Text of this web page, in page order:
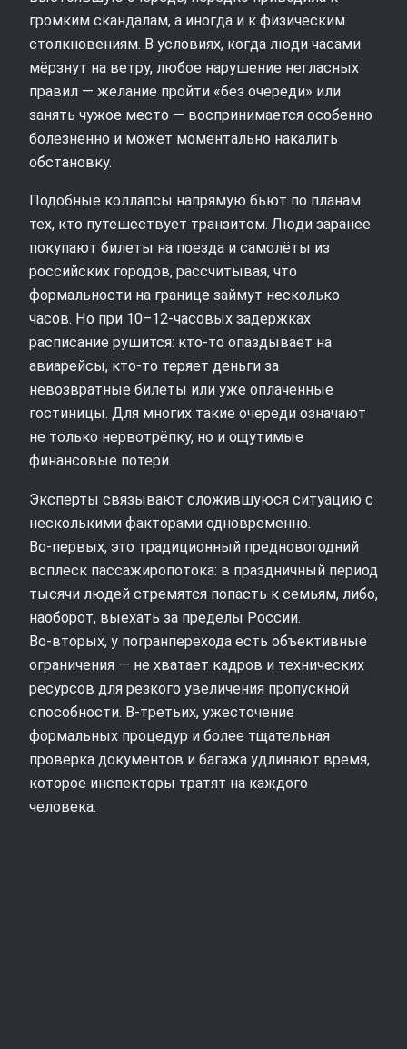
громким скандалам, а иногда и к физическим
столкновениям. В условиях, когда люди часами
мёрзнут на ветру, любое нарушение негласных
правил — желание пройти «без очереди» или
занять чужое место — воспринимается особенно
болезненно и может моментально накалить
обстановку.
Подобные коллапсы напрямую бьют по планам
тех, кто путешествует транзитом. Люди заранее
покупают билеты на поезда и самолёты из
российских городов, рассчитывая, что
формальности на границе займут несколько
часов. Но при 10–12‑часовых задержках
расписание рушится: кто‑то опаздывает на
авиарейсы, кто‑то теряет деньги за
невозвратные билеты или уже оплаченные
гостиницы. Для многих такие очереди означают
не только нервотрёпку, но и ощутимые
финансовые потери.
Эксперты связывают сложившуюся ситуацию с
несколькими факторами одновременно.
Во‑первых, это традиционный предновогодний
всплеск пассажиропотока: в праздничный период
тысячи людей стремятся попасть к семьям, либо,
наоборот, выехать за пределы России.
Во‑вторых, у погранперехода есть объективные
ограничения — не хватает кадров и технических
ресурсов для резкого увеличения пропускной
способности. В‑третьих, ужесточение
формальных процедур и более тщательная
проверка документов и багажа удлиняют время,
которое инспекторы тратят на каждого
человека.